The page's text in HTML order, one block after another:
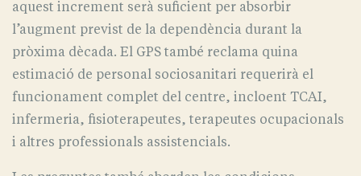
aquest increment serà suficient per absorbir
l’augment previst de la dependència durant la
pròxima dècada. El GPS també reclama quina
estimació de personal sociosanitari requerirà el
funcionament complet del centre, incloent TCAI,
infermeria, fisioterapeutes, terapeutes ocupacionals
i altres professionals assistencials.